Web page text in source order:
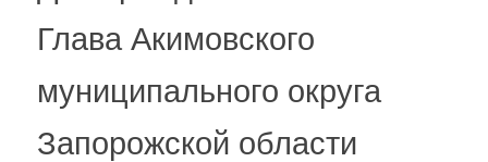
Глава Акимовского
муниципального округа
Запорожской области